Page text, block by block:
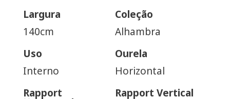
Largura
140cm
Coleção
Alhambra
Uso
Interno
Ourela
Horizontal
Rapport
Rapport Vertical